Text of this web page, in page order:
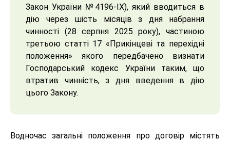
Закон України №4196-IX), який вводиться в
дію через шість місяців з дня набрання
чинності (28 серпня 2025 року), частиною
третьою статті 17 «Прикінцеві та перехідні
положення» якого передбачено визнати
Господарський кодекс України таким, що
втратив чинність, з дня введення в дію
цього Закону.
Водночас загальні положення про договір містять